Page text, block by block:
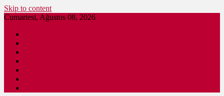
Skip to content
Cumartesi, Ağustos 08, 2026